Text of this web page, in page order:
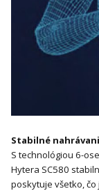
Stabilné
S technológiou 6-
Hytera SC580
poskytuje všetko,